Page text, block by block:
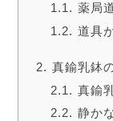
薬局
道具
真鍮乳鉢
真鍮
静か